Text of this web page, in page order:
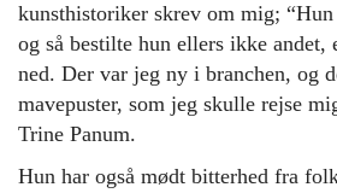
kunsthistoriker skrev om mig;
og så bestilte hun ellers ikke andet,
ned. Der var jeg ny i branchen, og
mavepuster, som jeg skulle rejse
Trine Panum.
Hun har også mødt bitterhed fra